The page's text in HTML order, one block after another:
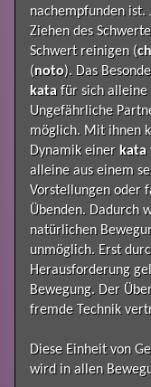
nachempfunden ist.
Ziehen des
Schwert reinigen (
(noto). Das
kata für sich alleine
Ungefährliche
möglich. Mit ihnen
Dynamik einer kata
alleine aus einem
Vorstellungen oder
Übenden. Dadurch
natürlichen
unmöglich. Erst
Herausforderung
Bewegung. Der
fremde Technik
Diese Einheit von
wird in allen